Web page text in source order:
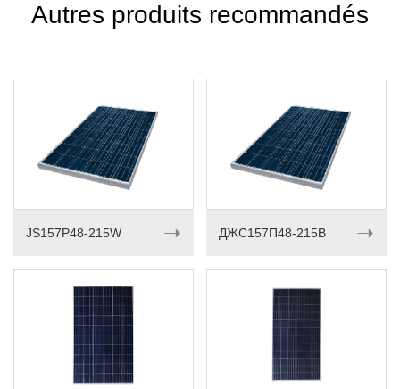
Autres produits recommandés
JS157P48-215W ➝ ДЖС157П48-215В ➝